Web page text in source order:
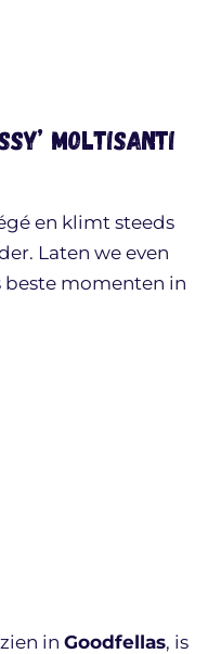
Moltisanti
en klimt steeds
Laten we even
beste momenten in
in Goodfellas, is